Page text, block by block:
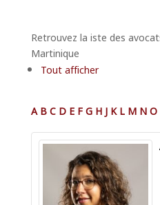
Retrouvez la iste des
Martinique
Tout afficher
A BC D E FG H J K L M NO